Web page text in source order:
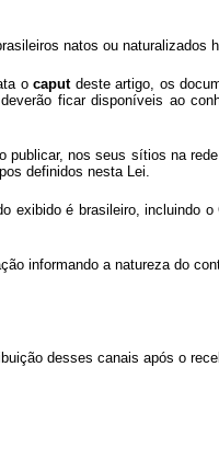
natos ou naturalizados
ocaput deste artigo, os
ficar disponíveis ao
nos seus sítios na
definidos nesta Lei.
exibido é brasileiro, incluindo
informando a natureza do
desses canais após o